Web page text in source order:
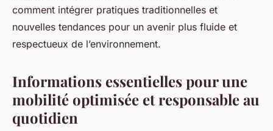
comment intégrer pratiques traditionnelles et
nouvelles tendances pour un avenir plus fluide et
respectueux de l’environnement.
Informations essentielles pour une
mobilité optimisée et responsable au
quotidien